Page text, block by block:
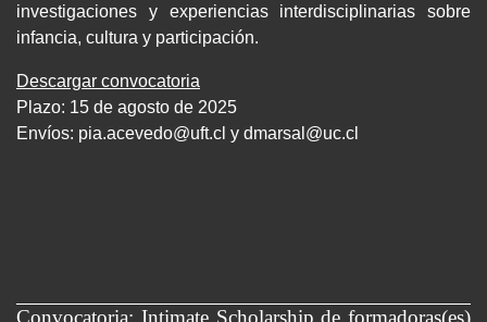
investigaciones y experiencias interdisciplinarias sobre
infancia, cultura y participación.
Descargar convocatoria
Plazo: 15 de agosto de 2025
Envíos: pia.acevedo@uft.cl y dmarsal@uc.cl
Convocatoria: Intimate Scholarship de formadoras(es)